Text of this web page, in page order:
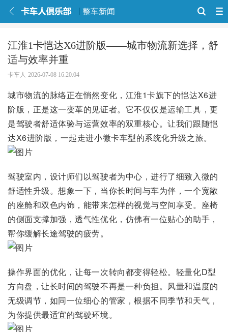
整车新闻
江淮1卡恺达X6进阶版——城市物流新选择，舒
适与效率并重
卡车人 2026-07-08 16:20:04
城市物流的脉络正在悄然变化，江淮1卡旗下的恺达X6进
阶版，正是这一变革的见证者。它不仅仅是运输工具，更
是驾驶者舒适体验与运营效率的双重核心。让我们跟随恺
达X6进阶版，一起走进小微卡车型的系统化升级之旅。
驾驶室内，设计师们以驾驶者为中心，进行了细致入微的
舒适性升级。想象一下，当你长时间与车为伴，一个宽敞
的座舱和双色内饰，能带来怎样的视觉与空间享受。座椅
的侧面支撑加强，透气性优化，仿佛有一位贴心的助手，
帮你缓解长途驾驶的疲劳。
操作界面的优化，让每一次转向都变得轻松。轻量化D型
方向盘，让长时间的驾驶不再是一种负担。风量和温度的
无级调节，如同一位细心的管家，根据不同季节和天气，
为你提供最适宜的驾驶环境。